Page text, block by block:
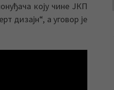
коју чине ЈКП
дизајн“, а уговор је